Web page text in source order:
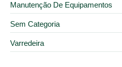
Manutenção De Equipamentos
Sem Categoria
Varredeira